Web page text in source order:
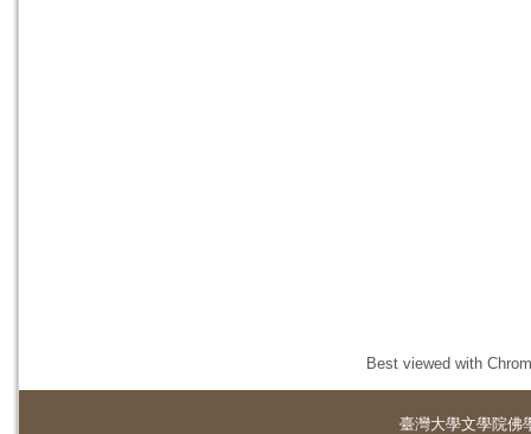
Best viewed with
臺灣大學文學院佛